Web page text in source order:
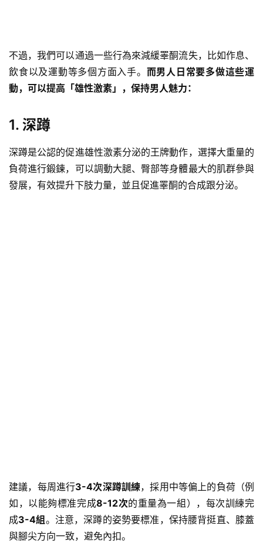
不過，我們可以通過一些行為來減緩睪酮流失，比如作息、
飲食以及運動等多個方面入手。 而男人日常要多做這些運
動，可以提高「雄性激素」，保持男人魅力：
1. 深蹲
深蹲是公認的促進雄性激素分泌的王牌動作，選擇大重量的
負荷進行鍛鍊，可以調動大腿、臀部等身體最大的肌群參與
發展，有效提升下肢力量，並且促進睪酮的合成跟分泌。
建議，每周進行3-4次深蹲訓練，採用中等偏上的負荷（例
如，以能夠標准完成8-12次的重量為一組），每次訓練完
成3-4組 。注意，深蹲的姿勢要標准，保持腰背挺直、膝蓋
與腳尖方向一致，避免內扣。